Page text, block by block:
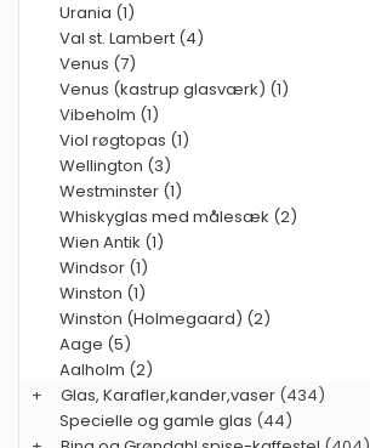
Urania (1)
Val st. Lambert (4)
Venus (7)
Venus (kastrup glasværk) (1)
Vibeholm (1)
Viol røgtopas (1)
Wellington (3)
Westminster (1)
Whiskyglas med målesæk (2)
Wien Antik (1)
Windsor (1)
Winston (1)
Winston (Holmegaard) (2)
Aage (5)
Aalholm (2)
+
Glas, Karafler,kander,vaser (434)
Specielle og gamle glas (44)